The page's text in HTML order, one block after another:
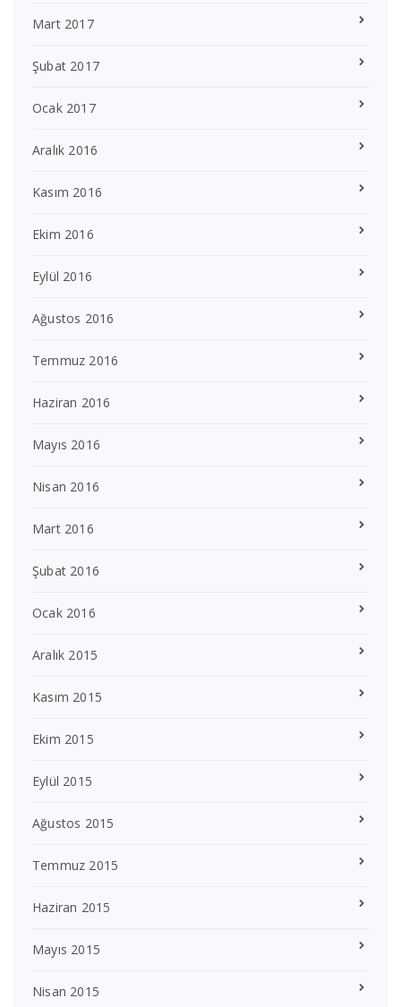
Mart 2017
Şubat 2017
Ocak 2017
Aralık 2016
Kasım 2016
Ekim 2016
Eylül 2016
Ağustos 2016
Temmuz 2016
Haziran 2016
Mayıs 2016
Nisan 2016
Mart 2016
Şubat 2016
Ocak 2016
Aralık 2015
Kasım 2015
Ekim 2015
Eylül 2015
Ağustos 2015
Temmuz 2015
Haziran 2015
Mayıs 2015
Nisan 2015